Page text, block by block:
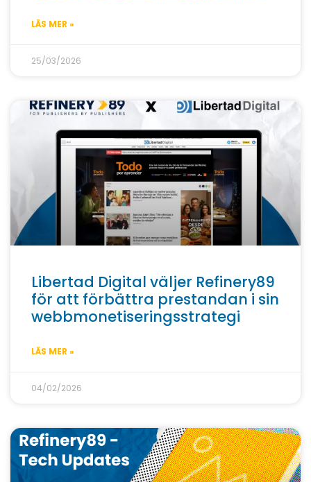
LÄS MER »
25/03/2026
Libertad Digital väljer Refinery89
för att förbättra prestandan i sin
webbmonetiseringsstrategi
LÄS MER »
04/02/2026